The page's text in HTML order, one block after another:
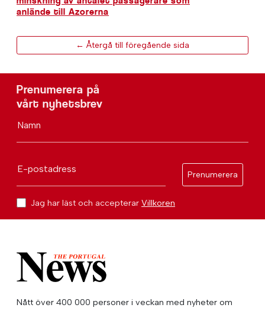
anlände till Azorerna
← Återgå till föregående sida
Prenumerera på
vårt nyhetsbrev
Namn
E-postadress
Prenumerera
Jag har läst och accepterar Villkoren
Nått över 400 000 personer i veckan med nyheter om